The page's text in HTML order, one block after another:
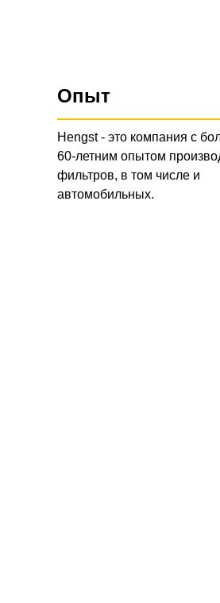
Опыт
Hengst - это компания с
60-летним опытом
фильтров, в том числе и
автомобильных.